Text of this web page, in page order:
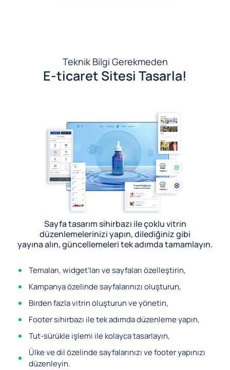
Teknik Bilgi Gerekmeden
E-ticaret Sitesi Tasarla!
Sayfa tasarım sihirbazı ile çoklu vitrin
düzenlemelerinizi yapın, dilediğiniz gibi
yayına alın, güncellemeleri tek adımda tamamlayın.
Temaları, widget’ları ve sayfaları özelleştirin,
Kampanya özelinde sayfalarınızı oluşturun,
Birden fazla vitrin oluşturun ve yönetin,
Footer sihirbazı ile tek adımda düzenleme yapın,
Tut-sürükle işlemi ile kolayca tasarlayın,
Ülke ve dil özelinde sayfalarınızı ve footer yapınızı
düzenleyin.